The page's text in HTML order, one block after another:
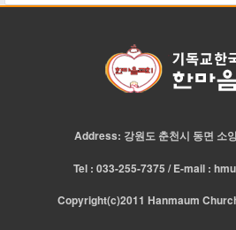
Address: 강원도 춘천시 동면 소
Tel : 033-255-7375 / E-mail :
Copyright(c)2011 Hanmaum